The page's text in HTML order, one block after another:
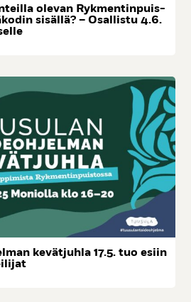
ole­van Ryk­men­tin­puis­
si­säl­lä? – Osal­lis­tu 4.6.
ke­vät­juh­la 17.5. tuo esiin